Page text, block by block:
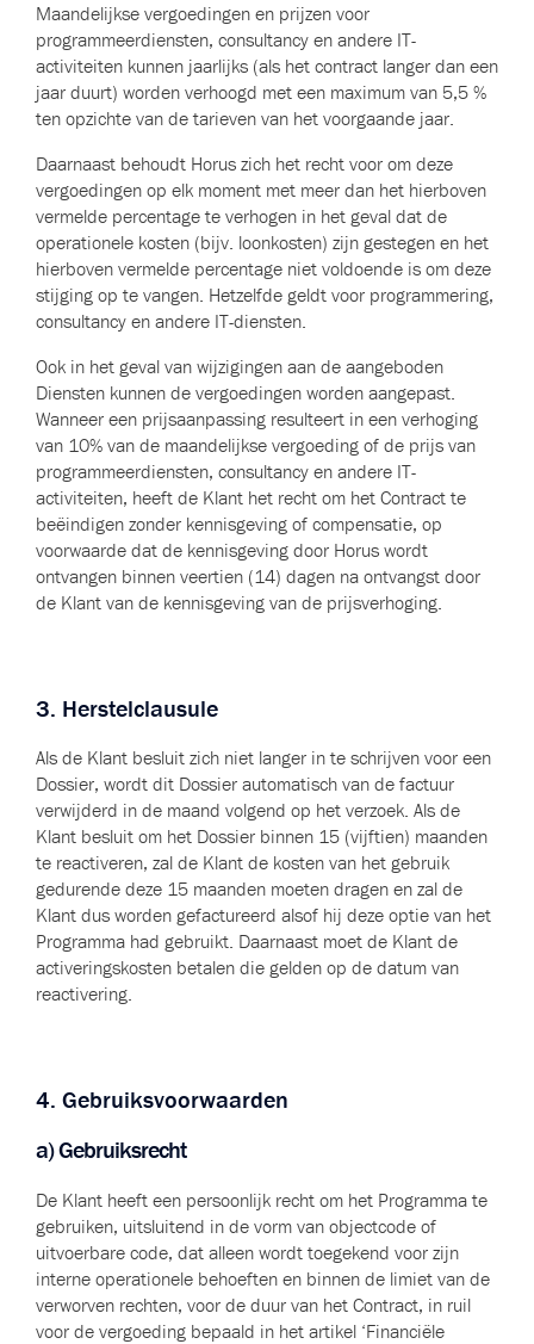
Maandelijkse vergoedingen en prijzen voor
programmeerdiensten, consultancy en andere IT-
activiteiten kunnen jaarlijks (als het contract langer dan een
jaar duurt) worden verhoogd met een maximum van 5,5 %
ten opzichte van de tarieven van het voorgaande jaar.
Daarnaast behoudt Horus zich het recht voor om deze
vergoedingen op elk moment met meer dan het hierboven
vermelde percentage te verhogen in het geval dat de
operationele kosten (bijv. loonkosten) zijn gestegen en het
hierboven vermelde percentage niet voldoende is om deze
stijging op te vangen. Hetzelfde geldt voor programmering,
consultancy en andere IT-diensten.
Ook in het geval van wijzigingen aan de aangeboden
Diensten kunnen de vergoedingen worden aangepast.
Wanneer een prijsaanpassing resulteert in een verhoging
van 10% van de maandelijkse vergoeding of de prijs van
programmeerdiensten, consultancy en andere IT-
activiteiten, heeft de Klant het recht om het Contract te
beëindigen zonder kennisgeving of compensatie, op
voorwaarde dat de kennisgeving door Horus wordt
ontvangen binnen veertien (14) dagen na ontvangst door
de Klant van de kennisgeving van de prijsverhoging.
3. Herstelclausule
Als de Klant besluit zich niet langer in te schrijven voor een
Dossier, wordt dit Dossier automatisch van de factuur
verwijderd in de maand volgend op het verzoek. Als de
Klant besluit om het Dossier binnen 15 (vijftien) maanden
te reactiveren, zal de Klant de kosten van het gebruik
gedurende deze 15 maanden moeten dragen en zal de
Klant dus worden gefactureerd alsof hij deze optie van het
Programma had gebruikt. Daarnaast moet de Klant de
activeringskosten betalen die gelden op de datum van
reactivering.
4. Gebruiksvoorwaarden
a) Gebruiksrecht
De Klant heeft een persoonlijk recht om het Programma te
gebruiken, uitsluitend in de vorm van objectcode of
uitvoerbare code, dat alleen wordt toegekend voor zijn
interne operationele behoeften en binnen de limiet van de
verworven rechten, voor de duur van het Contract, in ruil
voor de vergoeding bepaald in het artikel ‘Financiële